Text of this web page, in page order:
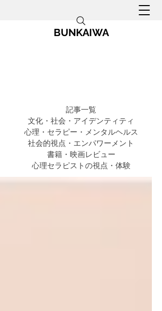
BUNKAIWA
記事一覧
文化・社会・アイデンティティ
心理・セラピー・メンタルヘルス
社会的視点・エンパワーメント
書籍・映画レビュー
心理セラピストの視点・体験